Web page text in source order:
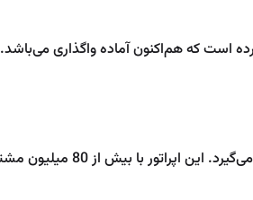
است که هم‌اکنون آماده واگذاری می‌باشد.